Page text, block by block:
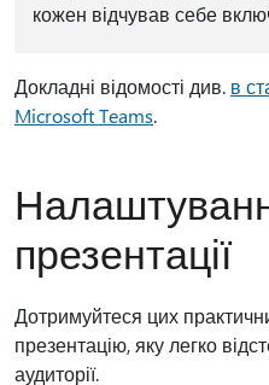
кожен відчував себе
Докладні відомості див. в
Microsoft Teams.
презентації
Дотримуйтеся цих
презентацію, яку легко
аудиторії.